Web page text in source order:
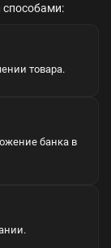
товара.
банка в